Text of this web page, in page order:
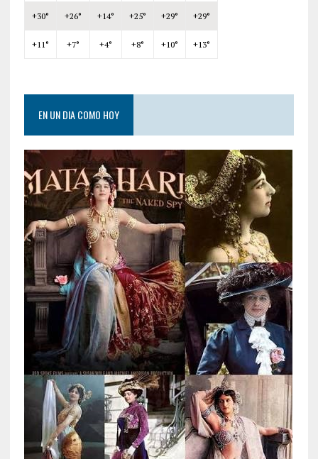
+30° +26° +14° +25° +29° +29°
+11° +7° +4° +8° +10° +13°
EN UN DIA COMO HOY